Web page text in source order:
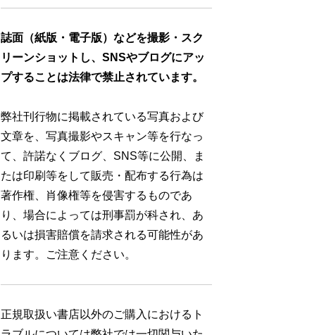
誌面（紙版・電子版）などを撮影・スク
リーンショットし、SNSやブログにアッ
プすることは法律で禁止されています。
弊社刊行物に掲載されている写真および
文章を、写真撮影やスキャン等を行なっ
て、許諾なくブログ、SNS等に公開、ま
たは印刷等をして販売・配布する行為は
著作権、肖像権等を侵害するものであ
り、場合によっては刑事罰が科され、あ
るいは損害賠償を請求される可能性があ
ります。ご注意ください。
正規取扱い書店以外のご購入におけるト